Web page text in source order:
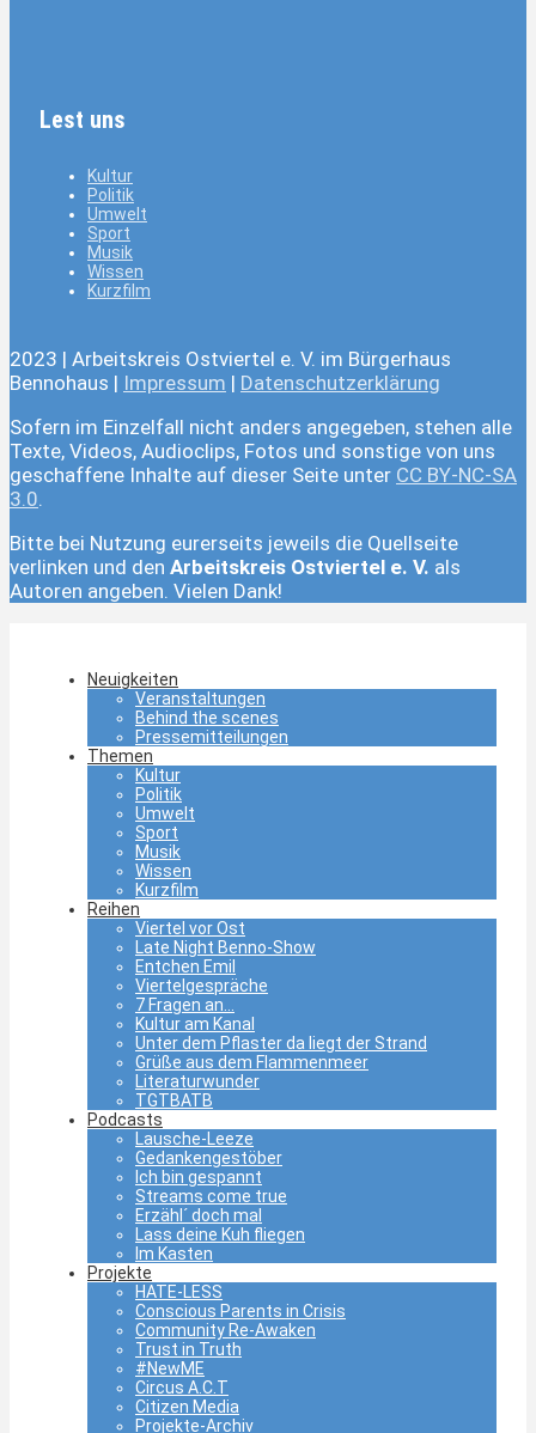
Lest uns
Kultur
Politik
Umwelt
Sport
Musik
Wissen
Kurzfilm
2023 | Arbeitskreis Ostviertel e. V. im Bürgerhaus
Bennohaus | Impressum | Datenschutzerklärung
Sofern im Einzelfall nicht anders angegeben, stehen alle
Texte, Videos, Audioclips, Fotos und sonstige von uns
geschaffene Inhalte auf dieser Seite unter CC BY-NC-SA
3.0.
Bitte bei Nutzung eurerseits jeweils die Quellseite
verlinken und den Arbeitskreis Ostviertel e. V. als
Autoren angeben. Vielen Dank!
Neuigkeiten
Veranstaltungen
Behind the scenes
Pressemitteilungen
Themen
Kultur
Politik
Umwelt
Sport
Musik
Wissen
Kurzfilm
Reihen
Viertel vor Ost
Late Night Benno-Show
Entchen Emil
Viertelgespräche
7 Fragen an…
Kultur am Kanal
Unter dem Pflaster da liegt der Strand
Grüße aus dem Flammenmeer
Literaturwunder
TGTBATB
Podcasts
Lausche-Leeze
Gedankengestöber
Ich bin gespannt
Streams come true
Erzähl´ doch mal
Lass deine Kuh fliegen
Im Kasten
Projekte
HATE-LESS
Conscious Parents in Crisis
Community Re-Awaken
Trust in Truth
#NewME
Circus A.C.T
Citizen Media
Projekte-Archiv